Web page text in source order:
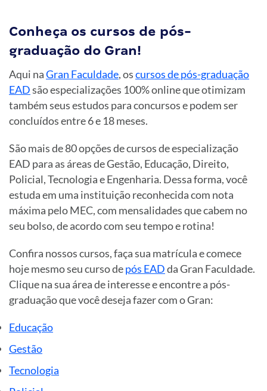
Conheça os cursos de pós-
graduação do Gran!
Aqui naGran Faculdade, oscursos de pós-graduação
EADsão especializações 100% online que otimizam
também seus estudos para concursos e podem ser
concluídos entre 6 e 18 meses.
São mais de 80 opções de cursos de especialização
EAD para as áreas de Gestão, Educação, Direito,
Policial, Tecnologia e Engenharia. Dessa forma, você
estuda em uma instituição reconhecida com nota
máxima pelo MEC, com mensalidades que cabem no
seu bolso, de acordo com seu tempo e rotina!
Confira nossos cursos, faça sua matrícula e comece
hoje mesmo seu curso depós EADda Gran Faculdade.
Clique na sua área de interesse e encontre a pós-
graduação que você deseja fazer com o Gran:
Educação
Gestão
Tecnologia